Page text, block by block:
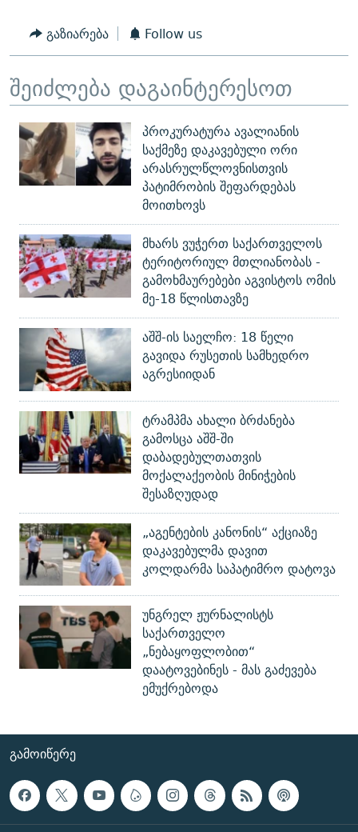
გაზიარება Follow us
შეიძლება დაგაინტერესოთ
პროკურატურა ავალიანის
საქმეზე დაკავებული ორი
არასრულწლოვნისთვის
პატიმრობის შეფარდებას
მოითხოვს
მხარს ვუჭერთ საქართველოს
ტერიტორიულ მთლიანობას -
გამოხმაურებები აგვისტოს ომის
მე-18 წლისთავზე
აშშ-ის საელჩო: 18 წელი
გავიდა რუსეთის სამხედრო
აგრესიიდან
ტრამპმა ახალი ბრძანება
გამოსცა აშშ-ში
დაბადებულთათვის
მოქალაქეობის მინიჭების
შესაზღუდად
„აგენტების კანონის“ აქციაზე
დაკავებულმა დავით
კოლდარმა საპატიმრო დატოვა
უნგრელ ჟურნალისტს
საქართველო
„ნებაყოფლობით“
დაატოვებინეს - მას გაძევება
ემუქრებოდა
ᲒᲐᲛᲝᲘᲬᲔᲠᲔ